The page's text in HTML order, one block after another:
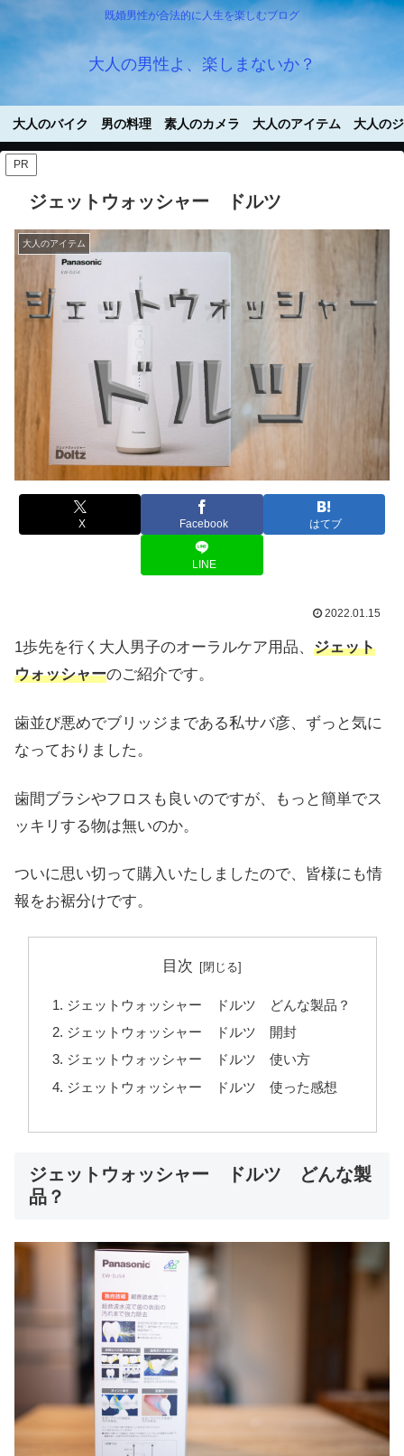
既婚男性が合法的に人生を楽しむブログ
大人の男性よ、楽しまないか？
大人のバイク 男の料理 素人のカメラ 大人のアイテム 大人の
PR
ジェットウォッシャー ドルツ
大人のアイテム
X Facebook はてブ
LINE
2022.01.15
1歩先を行く大人男子のオーラルケア用品、 ジェット
ウォッシャーのご紹介です。
歯並び悪めでブリッジまである私サバ彦、ずっと気に
なっておりました。
歯間ブラシやフロスも良いのですが、もっと簡単でス
ッキリする物は無いのか。
ついに思い切って購入いたしましたので、皆様にも情
報をお裾分けです。
目次
ジェットウォッシャー ドルツ どんな製品？
ジェットウォッシャー ドルツ 開封
ジェットウォッシャー ドルツ 使い方
ジェットウォッシャー ドルツ 使った感想
ジェットウォッシャー ドルツ どんな製
品？